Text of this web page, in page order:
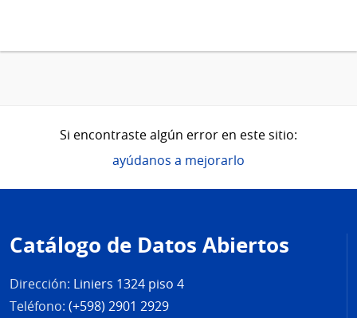
Si encontraste algún error en este sitio:
ayúdanos a mejorarlo
de
página
Catálogo de Datos Abiertos
Dirección: Liniers 1324 piso 4
Teléfono: (+598) 2901 2929